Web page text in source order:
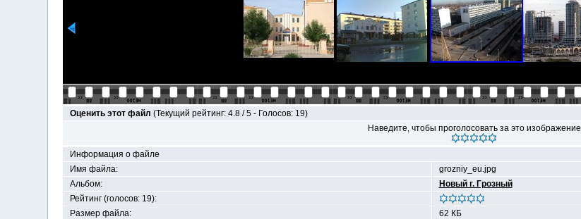
Оценить этот файл (Текущий рейтинг: 4.8 / 5 - Голосов: 19)
Наведите, чтобы проголосовать за это изображение
Информация о файле
Имя файла:
grozniy_eu.jpg
Альбом:
Новый г. Грозный
Рейтинг (голосов: 19):
Размер файла:
62 КБ